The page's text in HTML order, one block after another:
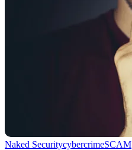
Naked SecuritycybercrimeSCAM